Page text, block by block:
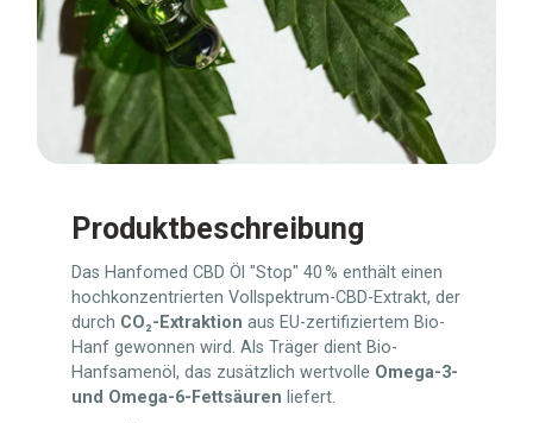
Produktbeschreibung
Das Hanfomed CBD Öl "Stop" 40 % enthält einen
hochkonzentrierten Vollspektrum-CBD-Extrakt, der
durch CO₂-Extraktion aus EU-zertifiziertem Bio-
Hanf gewonnen wird. Als Träger dient Bio-
Hanfsamenöl, das zusätzlich wertvolle Omega-3-
und Omega-6-Fettsäuren liefert.